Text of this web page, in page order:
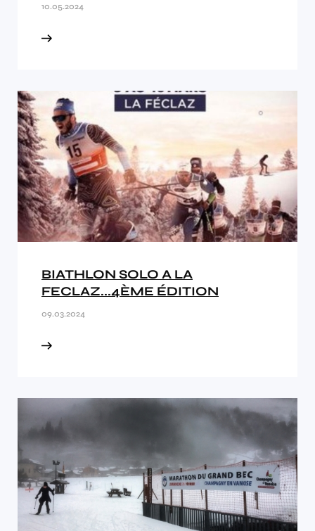
10.05.2024
BIATHLON SOLO A LA
FECLAZ...4ÈME ÉDITION
09.03.2024